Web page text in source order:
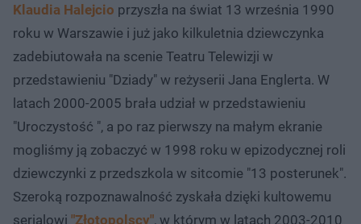
Klaudia Halejcio przyszła na świat 13 września 1990
roku w Warszawie i już jako kilkuletnia dziewczynka
zadebiutowała na scenie Teatru Telewizji w
przedstawieniu "Dziady" w reżyserii Jana Englerta. W
latach 2000-2005 brała udział w przedstawieniu
"Uroczystość ", a po raz pierwszy na małym ekranie
mogliśmy ją zobaczyć w 1998 roku w epizodycznej roli
dziewczynki z przedszkola w sitcomie "13 posterunek".
Szeroką rozpoznawalność zyskała dzięki kultowemu
serialowi "Złotopolscy", w którym w latach 2003-2010